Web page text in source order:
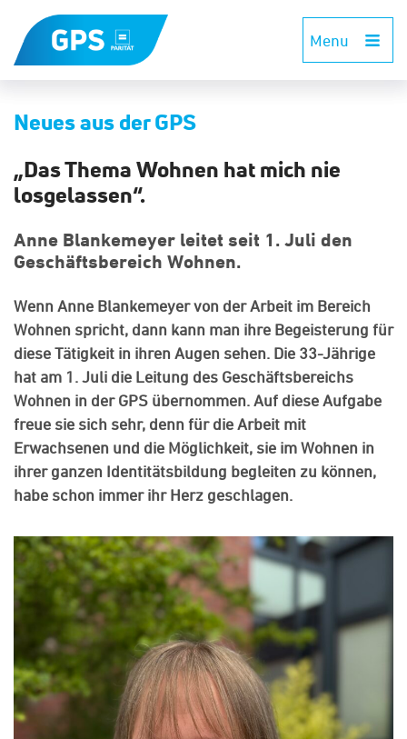
Menu
Neues aus der GPS
„Das Thema Wohnen hat mich nie
losgelassen“.
Anne Blankemeyer leitet seit 1. Juli den
Geschäftsbereich Wohnen.
Wenn Anne Blankemeyer von der Arbeit im Bereich
Wohnen spricht, dann kann man ihre Begeisterung für
diese Tätigkeit in ihren Augen sehen. Die 33-Jährige
hat am 1. Juli die Leitung des Geschäftsbereichs
Wohnen in der GPS übernommen. Auf diese Aufgabe
freue sie sich sehr, denn für die Arbeit mit
Erwachsenen und die Möglichkeit, sie im Wohnen in
ihrer ganzen Identitätsbildung begleiten zu können,
habe schon immer ihr Herz geschlagen.